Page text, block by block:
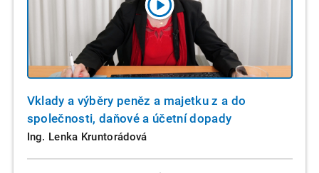
Vklady a výběry peněz a majetku z a do
společnosti, daňové a účetní dopady
Ing. Lenka Kruntorádová